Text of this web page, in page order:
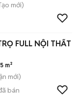
mới)
FULL NỘI THẤT
m²
mới)
bán